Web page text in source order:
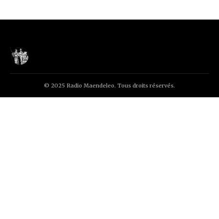
© 2025 Radio Maendeleo. Tous droits réservés.